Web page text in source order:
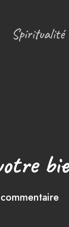
Spiritualité